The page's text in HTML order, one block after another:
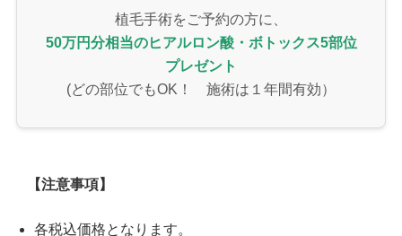
植毛手術をご予約の方に、
50万円分相当のヒアルロン酸・ボトックス5部位
プレゼント
(どの部位でもOK！ 施術は１年間有効）
【注意事項】
各税込価格となります。